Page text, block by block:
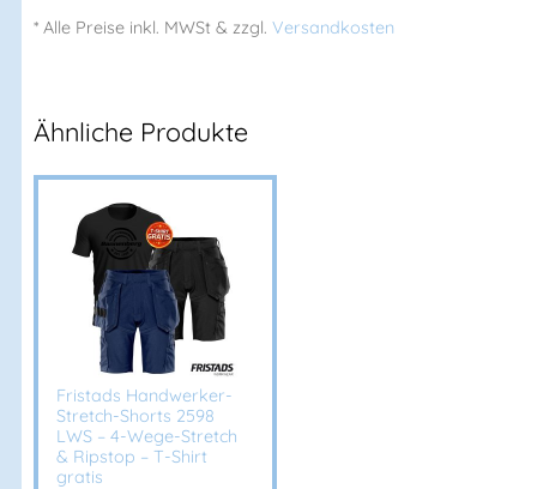
Prognosgatan 24
* Alle Preise inkl. MWSt & zzgl. Versandkosten
Ähnliche Produkte
Fristads Handwerker-
Stretch-Shorts 2598
LWS – 4-Wege-Stretch
& Ripstop – T-Shirt
gratis